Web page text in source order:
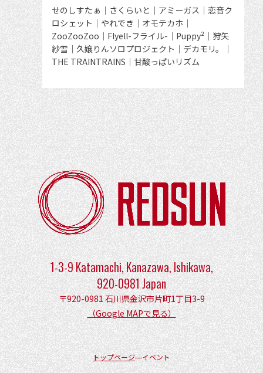
出
演
者
せのしすたぁ｜さくらいと｜アミーガス｜恋音ク
ロシェット｜やれでき｜オモテカホ｜
ZooZooZoo｜Flyell-フライル-｜Puppy²｜狩矢
紗雪｜久嬢りんソロプロジェクト｜デカモリ。｜
THE TRAINTRAINS｜甘酸っぱいリズム
細
を
見
る
1-3-9 Katamachi, Kanazawa, Ishikawa,
920-0981 Japan
〒920-0981 石川県金沢市片町1丁目3-9
（Google MAPで見る）
トップページ イベント